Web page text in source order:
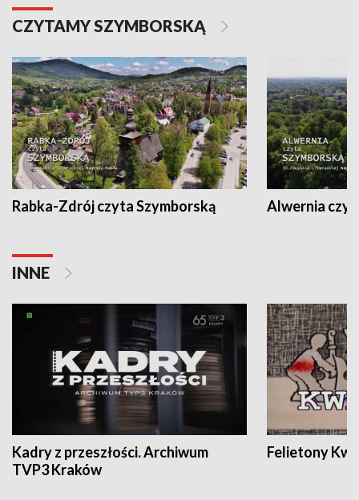
CZYTAMY SZYMBORSKĄ
Rabka-Zdrój czyta Szymborską Alwernia
INNE
Kadry z przeszłości. Archiwum
TVP3 Kraków
Felietony